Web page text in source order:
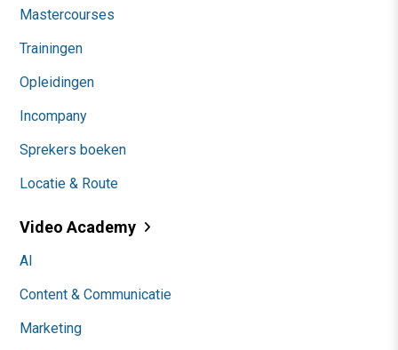
Mastercourses
Trainingen
Opleidingen
Incompany
Sprekers boeken
Locatie & Route
Video Academy
AI
Content & Communicatie
Marketing